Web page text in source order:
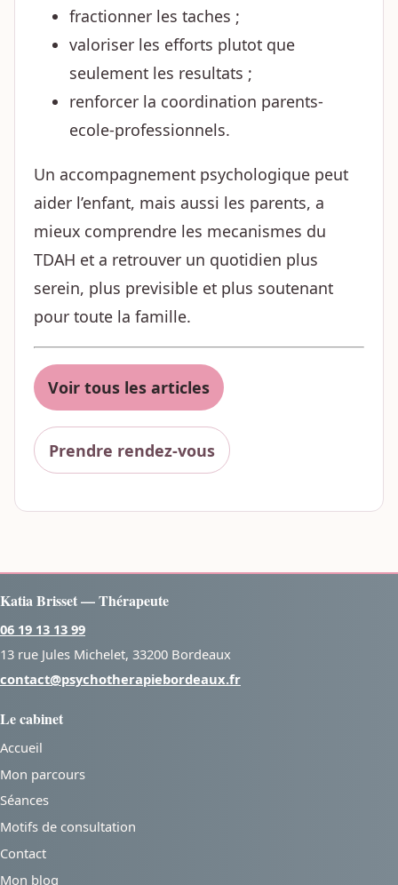
fractionner les taches ;
valoriser les efforts plutot que
seulement les resultats ;
renforcer la coordination parents-
ecole-professionnels.
Un accompagnement psychologique peut
aider l’enfant, mais aussi les parents, a
mieux comprendre les mecanismes du
TDAH et a retrouver un quotidien plus
serein, plus previsible et plus soutenant
pour toute la famille.
Voir tous les articles
Prendre rendez-vous
Katia Brisset — Thérapeute
06 19 13 13 99
13 rue Jules Michelet, 33200 Bordeaux
contact@psychotherapiebordeaux.fr
Le cabinet
Accueil
Mon parcours
Séances
Motifs de consultation
Contact
Mon blog